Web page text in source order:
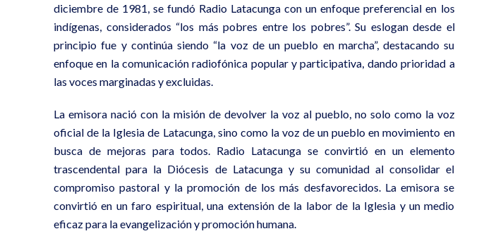
diciembre de 1981, se fundó Radio Latacunga con un enfoque preferencial en los
indígenas, considerados “los más pobres entre los pobres”. Su eslogan desde el
principio fue y continúa siendo “la voz de un pueblo en marcha”, destacando su
enfoque en la comunicación radiofónica popular y participativa, dando prioridad a
las voces marginadas y excluidas.
La emisora nació con la misión de devolver la voz al pueblo, no solo como la voz
oficial de la Iglesia de Latacunga, sino como la voz de un pueblo en movimiento en
busca de mejoras para todos. Radio Latacunga se convirtió en un elemento
trascendental para la Diócesis de Latacunga y su comunidad al consolidar el
compromiso pastoral y la promoción de los más desfavorecidos. La emisora se
convirtió en un faro espiritual, una extensión de la labor de la Iglesia y un medio
eficaz para la evangelización y promoción humana.